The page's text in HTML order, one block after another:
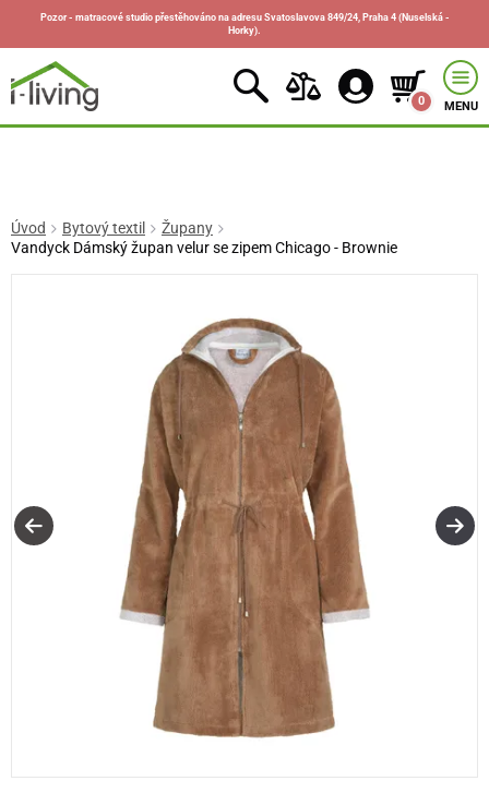
Pozor - matracové studio přestěhováno na adresu Svatoslavova 849/24, Praha 4 (Nuselská -
Horky).
0 MENU
Úvod Bytový textil
Župany
Vandyck Dámský župan velur se zipem Chicago - Brownie